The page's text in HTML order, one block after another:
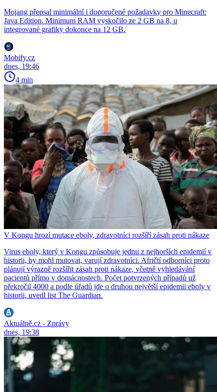
Mojang přepsal minimální i doporučené požadavky pro Minecraft:
Java Edition. Minimum RAM vyskočilo ze 2 GB na 8, u
integrované grafiky dokonce na 12 GB.
Mobify.cz
dnes, 19:46
4 min
V Kongu hrozí mutace eboly, zdravotníci rozšíří zásah proti nákaze
Virus eboly, který v Kongu způsobuje jednu z nejhorších epidemií v
historii, by mohl mutovat, varují zdravotníci. Afričtí odborníci proto
plánují výrazně rozšířit zásah proti nákaze, včetně vyhledávání
pacientů přímo v domácnostech. Počet potvrzených případů už
překročil 4000 a podle úřadů jde o druhou největší epidemii eboly v
historii, uvedl list The Guardian.
Aktuálně.cz - Zprávy
dnes, 19:38